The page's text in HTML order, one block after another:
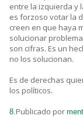
entre la izquierda y
es forzoso votar la
creen en que haya
solucionar
son cifras. Es un
no los solucionan.
Es de derechas
los políticos.
8.Publicado por